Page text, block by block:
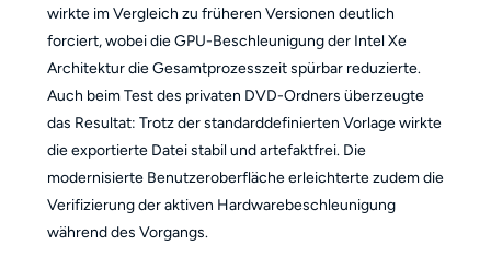
wirkte im Vergleich zu früheren Versionen deutlich
forciert, wobei die GPU-Beschleunigung der Intel Xe
Architektur die Gesamtprozesszeit spürbar reduzierte.
Auch beim Test des privaten DVD-Ordners überzeugte
das Resultat: Trotz der standarddefinierten Vorlage wirkte
die exportierte Datei stabil und artefaktfrei. Die
modernisierte Benutzeroberfläche erleichterte zudem die
Verifizierung der aktiven Hardwarebeschleunigung
während des Vorgangs.